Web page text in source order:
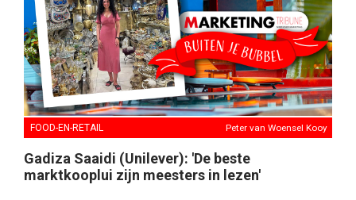
FOOD-EN-RETAIL Peter van Woensel Kooy
Gadiza Saaidi (Unilever): 'De beste
marktkooplui zijn meesters in lezen'